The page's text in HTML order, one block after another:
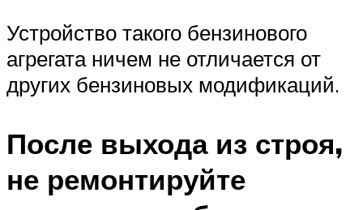
Устройство такого бензинового
агрегата ничем не отличается от
других бензиновых модификаций.
После выхода из строя,
не ремонтируйте